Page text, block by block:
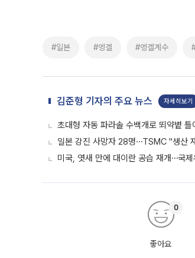
#일본 #엥겔 #엥겔계수
김준형 기자의 주요 뉴스 자세히보기
초대형 자동 파라솔 수백개로 뙤약볕
일본 강진 사망자 28명⋯TSMC "생산
미국, 엿새 만에 대이란 공습 재개⋯국
좋아요
0